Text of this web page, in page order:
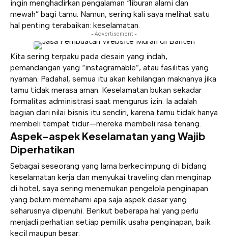
ingin menghadirkan pengalaman “liburan alami dan
mewah” bagi tamu. Namun, sering kali saya melihat satu
hal penting terabaikan: keselamatan.
- Advertisement -
Kita sering terpaku pada desain yang indah,
pemandangan yang “instagramable”, atau fasilitas yang
nyaman. Padahal, semua itu akan kehilangan maknanya jika
tamu tidak merasa aman. Keselamatan bukan sekadar
formalitas administrasi saat mengurus izin. Ia adalah
bagian dari nilai bisnis itu sendiri, karena tamu tidak hanya
membeli tempat tidur—mereka membeli rasa tenang.
Aspek-aspek Keselamatan yang Wajib
Diperhatikan
Sebagai seseorang yang lama berkecimpung di bidang
keselamatan kerja dan menyukai traveling dan menginap
di hotel, saya sering menemukan pengelola penginapan
yang belum memahami apa saja aspek dasar yang
seharusnya dipenuhi. Berikut beberapa hal yang perlu
menjadi perhatian setiap pemilik usaha penginapan, baik
kecil maupun besar: